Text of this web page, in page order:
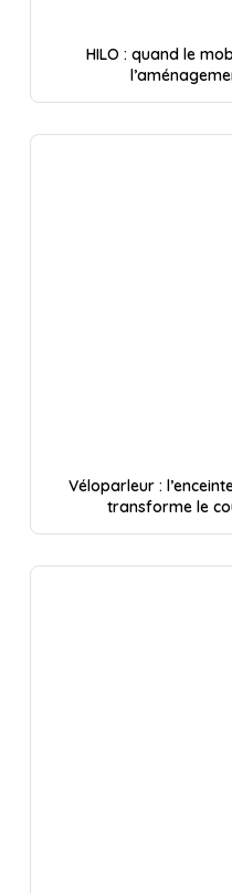
HILO : quand le
Véloparleur :
transforme le